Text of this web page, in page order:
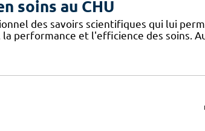
soins au CHU
des savoirs scientifiques qui lui
performance et l'efficience des soins.